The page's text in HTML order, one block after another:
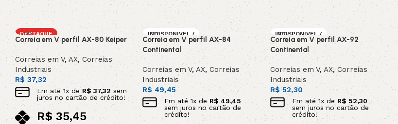
DESTAQUE
Correia em V perfil AX-80 Keiper
Correias em V, AX,Correias
Industriais
R$37,32
Em até 1x deR$37,32 sem
juros no cartão de crédito!
R$ 35,45
INDISPONIVEL /
SOB ENCOMEN
DA
Correia em V perfil AX-84
Continental
Correias em V,AX,Correias
Industriais
R$ 49,45
Em até1x de R$ 49,45
sem juros no cartão de
crédito!
INDISPONIVEL /
SOB ENCOMEN
DA
Correia em V perfil AX-92
Continental
Correias em V,AX,Correias
Industriais
R$ 52,30
Em até1x deR$52,30
sem juros no cartão de
crédito!